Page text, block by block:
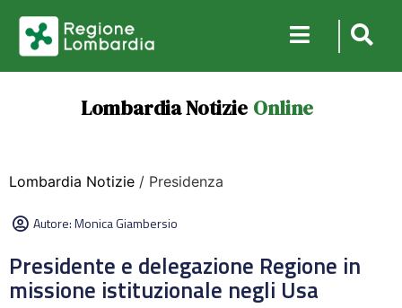
Lombardia Notizie Online
Lombardia Notizie / Presidenza
Autore:Monica Giambersio
Presidente e delegazione Regione in
missione istituzionale negli Usa